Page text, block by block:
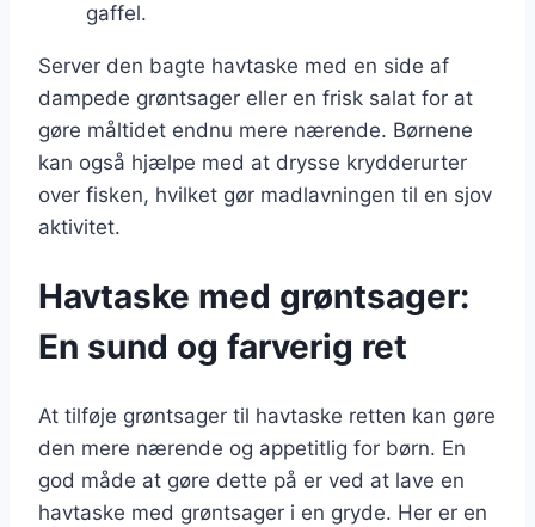
gaffel.
Server den bagte havtaske med en side af
dampede grøntsager eller en frisk salat for at
gøre måltidet endnu mere nærende. Børnene
kan også hjælpe med at drysse krydderurter
over fisken, hvilket gør madlavningen til en sjov
aktivitet.
Havtaske med grøntsager:
En sund og farverig ret
At tilføje grøntsager til havtaske retten kan gøre
den mere nærende og appetitlig for børn. En
god måde at gøre dette på er ved at lave en
havtaske med grøntsager i en gryde. Her er en